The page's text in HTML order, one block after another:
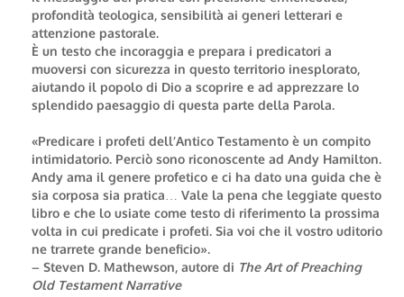
profondità teologica, sensibilità ai generi letterari e
attenzione pastorale.
È un testo che incoraggia e prepara i predicatori a
muoversi con sicurezza in questo territorio inesplorato,
aiutando il popolo di Dio a scoprire e ad apprezzare lo
splendido paesaggio di questa parte della Parola.
«Predicare i profeti dell’Antico Testamento è un compito
intimidatorio. Perciò sono riconoscente ad Andy Hamilton.
Andy ama il genere profetico e ci ha dato una guida che è
sia corposa sia pratica… Vale la pena che leggiate questo
libro e che lo usiate come testo di riferimento la prossima
volta in cui predicate i profeti. Sia voi che il vostro uditorio
ne trarrete grande beneficio».
– Steven D. Mathewson, autore di The Art of Preaching
Old Testament Narrative